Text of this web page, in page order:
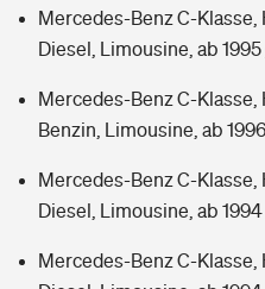
Mercedes-Benz C-Klasse,
Diesel, Limousine, ab 1995
Mercedes-Benz C-Klasse,
Benzin, Limousine, ab 1996
Mercedes-Benz C-Klasse,
Diesel, Limousine, ab 1994
Mercedes-Benz C-Klasse,